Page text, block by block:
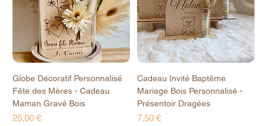
Globe Décoratif Personnalisé
Fête des Mères - Cadeau
Maman Gravé Bois
Prix
25,00 €
Cadeau Invité Baptême
Mariage Bois Personnalisé -
Présentoir Dragées
Prix
7,50 €